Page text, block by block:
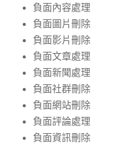
負面內容處理
負面圖片刪除
負面影片刪除
負面文章處理
負面新聞處理
負面社群刪除
負面網站刪除
負面評論處理
負面資訊刪除